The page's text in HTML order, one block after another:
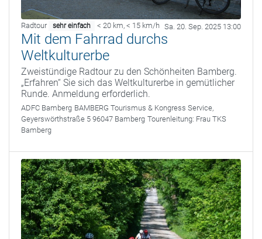
Radtour sehr einfach < 20 km, < 15 km/h Sa. 20. Sep. 2025 13:00
Mit dem Fahrrad durchs
Weltkulturerbe
Zweistündige Radtour zu den Schönheiten Bamberg.
„Erfahren“ Sie sich das Weltkulturerbe in gemütlicher
Runde. Anmeldung erforderlich.
ADFC Bamberg BAMBERG Tourismus & Kongress Service,
Geyerswörthstraße 5 96047 Bamberg Tourenleitung: Frau TKS
Bamberg